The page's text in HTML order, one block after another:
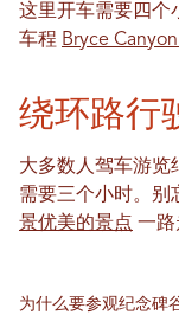
这里开车需要四个
车程 Bryce
绕环路行
大多数人驾车游览
需要三个小时。别
景优美的景点 一路
为什么要参观纪念碑